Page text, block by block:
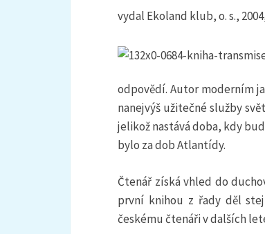
vydal Ekoland klub, o. s.,
odpovědí. Autor moderním
nanejvýš užitečné služby
jelikož nastává doba, kdy
bylo za dob Atlantídy.
Čtenář získá vhled do
první knihou z řady děl
českému čtenáři v dalších